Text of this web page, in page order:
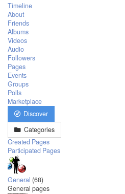
Timeline
About
Friends
Albums
Videos
Audio
Followers
Pages
Events
Groups
Polls
Marketplace
Discover
Categories
Created Pages
Participated Pages
General (68)
General pages